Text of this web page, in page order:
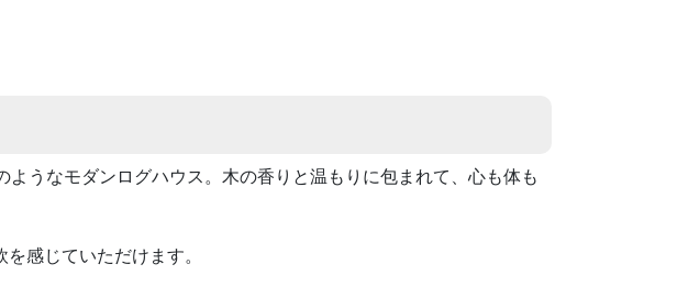
うなモダンログハウス。木の香りと温もりに包まれて、心も体も
感じていただけます。